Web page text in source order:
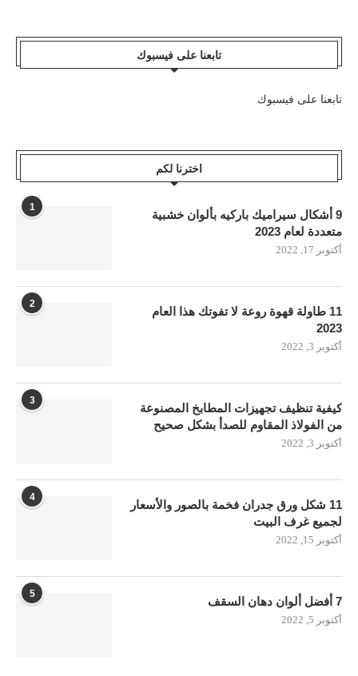
تابعنا على فيسبوك
تابعنا على فيسبوك
اخترنا لكم
1
9 أشكال سيراميك باركيه بألوان خشبية
متعددة لعام 2023
أكتوبر 17, 2022
2
11 طاولة قهوة روعة لا تفوتك هذا العام
2023
أكتوبر 3, 2022
3
كيفية تنظيف تجهيزات المطابخ المصنوعة
من الفولاذ المقاوم للصدأ بشكل صحيح
أكتوبر 3, 2022
4
11 شكل ورق جدران فخمة بالصور والأسعار
لجميع غرف البيت
أكتوبر 15, 2022
5
7 أفضل ألوان دهان السقف
أكتوبر 5, 2022